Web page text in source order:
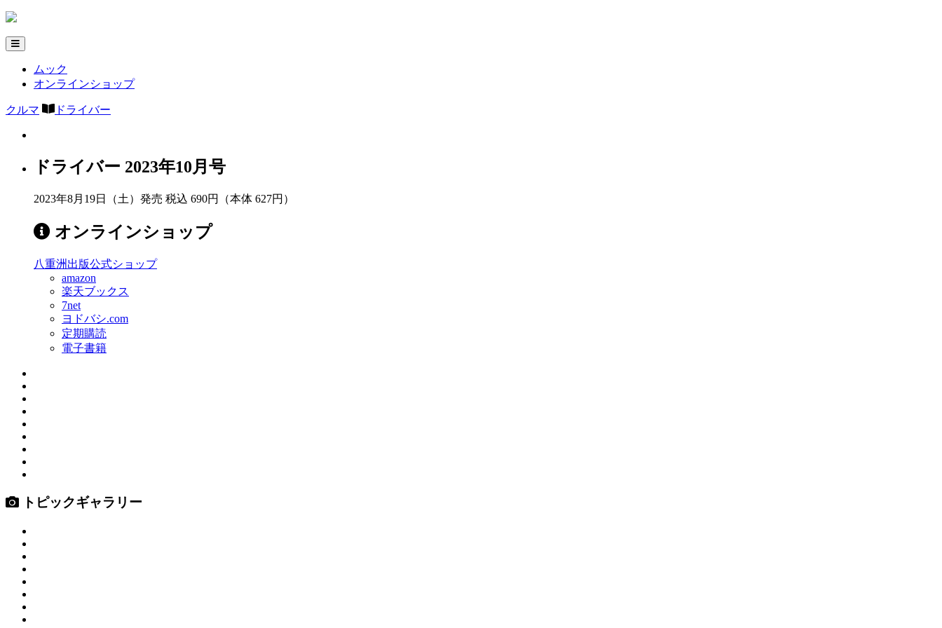
ムック
オンラインショップ
クルマ ドライバー
ドライバー 2023年10月号
2023年8月19日（土）発売 税込 690円（本体 627円）
オンラインショップ
八重洲出版公式ショップ
amazon
楽天ブックス
7net
ヨドバシ.com
定期購読
電子書籍
トピックギャラリー